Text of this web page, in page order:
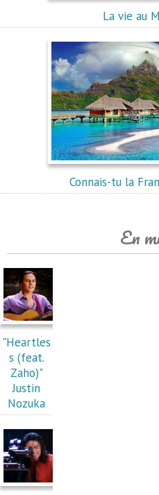
La vie au
Connais-tu la
En
"Heartles
s (feat.
Zaho)"
Justin
Nozuka